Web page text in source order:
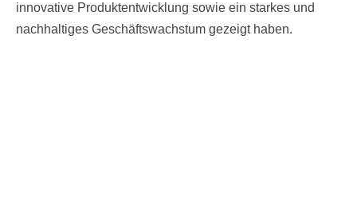
innovative Produktentwicklung sowie ein starkes und
nachhaltiges Geschäftswachstum gezeigt haben.